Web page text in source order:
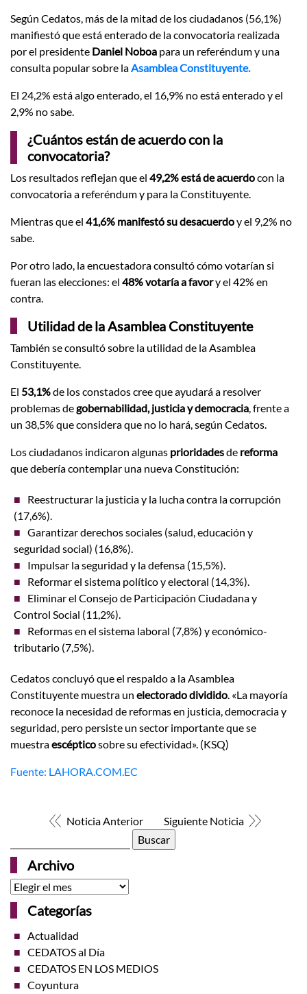
Según Cedatos, más de la mitad de los ciudadanos (56,1%)
manifiestó que está enterado de la convocatoria realizada
por el presidente Daniel Noboa para un referéndum y una
consulta popular sobre laAsamblea Constituyente.
El 24,2% está algo enterado, el 16,9% no está enterado y el
2,9% no sabe.
¿Cuántos están de acuerdo con la
convocatoria?
Los resultados reflejan que el 49,2% está de acuerdocon la
convocatoria a referéndum y para la Constituyente.
Mientras que el 41,6% manifestó su desacuerdoy el 9,2% no
sabe.
Por otro lado, la encuestadora consultó cómo votarían si
fueran las elecciones: el 48% votaría a favory el 42% en
contra.
Utilidad de la Asamblea Constituyente
También se consultó sobre la utilidad de la Asamblea
Constituyente.
El 53,1%de los constados cree que ayudará a resolver
problemas degobernabilidad, justicia y democracia, frente a
un 38,5% que considera que no lo hará, según Cedatos.
Los ciudadanos indicaron algunas prioridadesde reforma
que debería contemplar una nueva Constitución:
Reestructurar la justicia y la lucha contra la corrupción
(17,6%).
Garantizar derechos sociales (salud, educación y
seguridad social) (16,8%).
Impulsar la seguridad y la defensa (15,5%).
Reformar el sistema político y electoral (14,3%).
Eliminar el Consejo de Participación Ciudadana y
Control Social (11,2%).
Reformas en el sistema laboral (7,8%) y económico-
tributario (7,5%).
Cedatos concluyó que el respaldo a la Asamblea
Constituyente muestra un electorado dividido. «La mayoría
reconoce la necesidad de reformas en justicia, democracia y
seguridad, pero persiste un sector importante que se
muestraescépticosobre su efectividad». (KSQ)
Fuente: LAHORA.COM.EC
Noticia Anterior
Siguiente Noticia
Archivo
Archivo
Categorías
Actualidad
CEDATOS al Día
CEDATOS EN LOS MEDIOS
Coyuntura